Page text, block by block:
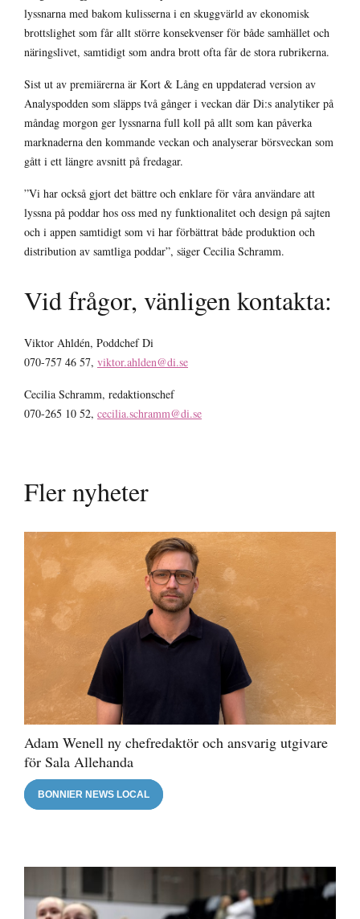
lyssnarna med bakom kulisserna i en skuggvärld av ekonomisk
brottslighet som får allt större konsekvenser för både samhället och
näringslivet, samtidigt som andra brott ofta får de stora rubrikerna.
Sist ut av premiärerna är Kort & Lång en uppdaterad version av
Analyspodden som släpps två gånger i veckan där Di:s analytiker på
måndag morgon ger lyssnarna full koll på allt som kan påverka
marknaderna den kommande veckan och analyserar börsveckan som
gått i ett längre avsnitt på fredagar.
”Vi har också gjort det bättre och enklare för våra användare att
lyssna på poddar hos oss med ny funktionalitet och design på sajten
och i appen samtidigt som vi har förbättrat både produktion och
distribution av samtliga poddar”, säger Cecilia Schramm.
Vid frågor, vänligen kontakta:
Viktor Ahldén, Poddchef Di
070-757 46 57, viktor.ahlden@di.se
Cecilia Schramm, redaktionschef
070-265 10 52, cecilia.schramm@di.se
Fler nyheter
Adam Wenell ny chefredaktör och ansvarig utgivare
för Sala Allehanda
BONNIER NEWS LOCAL